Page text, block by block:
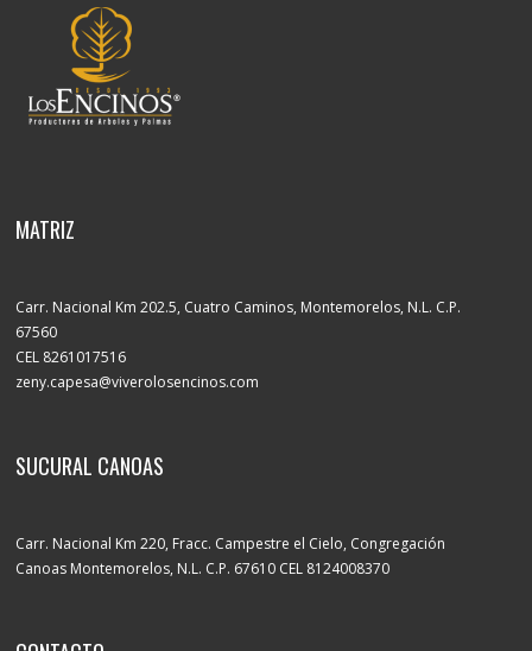
MATRIZ
Carr. Nacional Km 202.5, Cuatro Caminos, Montemorelos, N.L. C.P.
67560
CEL 8261017516
zeny.capesa@viverolosencinos.com
SUCURAL CANOAS
Carr. Nacional Km 220, Fracc. Campestre el Cielo, Congregación
Canoas Montemorelos, N.L. C.P. 67610 CEL 8124008370